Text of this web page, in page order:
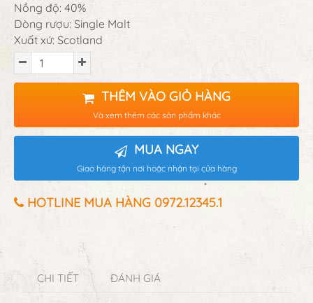
Nồng độ: 40%
Dòng rượu: Single Malt
Xuất xứ: Scotland
THÊM VÀO GIỎ HÀNG
Và xem thêm các sản phẩm khác
MUA NGAY
Giao hàng tận nơi hoặc nhận tại cửa hàng
HOTLINE MUA HÀNG 0972.12345.1
CHI TIẾT ĐÁNH GIÁ